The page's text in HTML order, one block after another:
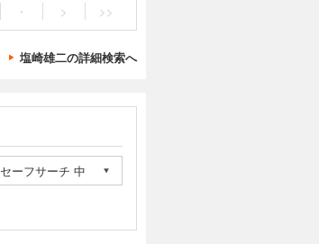
・ > >>
塩崎雄二の詳細検索へ
セーフサーチ 中